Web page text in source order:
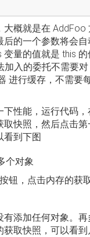
大概就是在 AddFoo
后的一个参数将会
变量的值就是 this
入的委托不需要对
进行缓存，不需要
下性能，运行代码
取快照，然后点击
看到下图
个对象
钮，点击内存的获
有添加任何对象。
获取快照，可以看